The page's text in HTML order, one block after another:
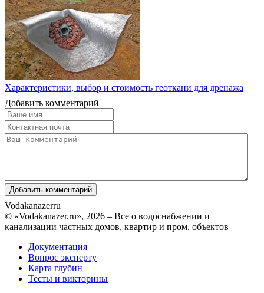
Характеристики, выбор и стоимость геоткани для дренажа
Добавить комментарий
Vodakanazerru
© «Vodakanazer.ru», 2026 – Все о водоснабжении и
канализации частных домов, квартир и пром. объектов
Документация
Вопрос эксперту
Карта глубин
Тесты и викторины